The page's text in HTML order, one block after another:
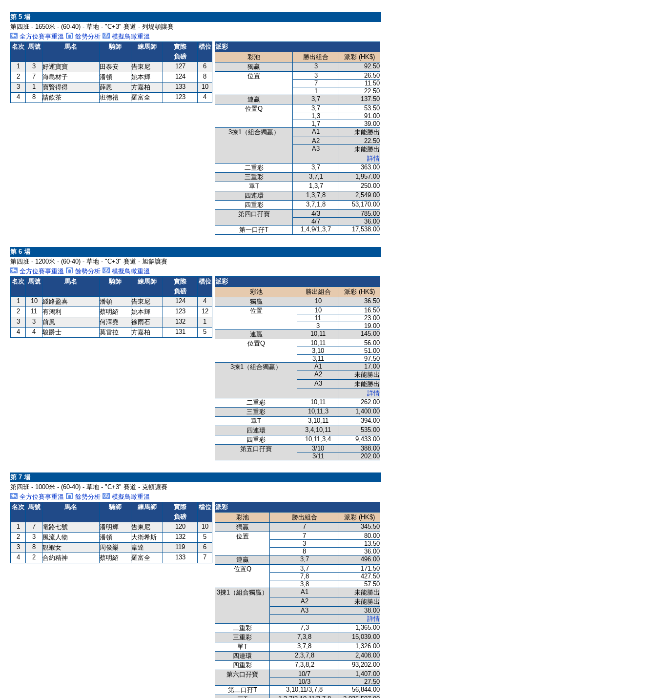
第 5 場
第四班 - 1650米 - (60-40) - 草地 - "C+3" 賽道 - 列堤頓讓賽
全方位賽事重溫
餘勢分析
模擬鳥瞰重溫
名次 馬號 馬名 騎師 練馬師
實際
負磅
檔位
1 3 好運寶寶 田泰安 告東尼 127
6
2
7 海島材子 潘頓 姚本輝 124
8
3
1 寶賢得得 薛恩 方嘉柏 133
10
4
8 請飲茶 班德禮 羅富全 123 4
派彩
彩池
勝出組合
派彩 (HK$)
獨贏
3
92.50
位置
3
26.50
7
11.50
1
22.50
連贏
3,7
137.50
位置Q
3,7
53.50
1,3
91.00
1,7
39.00
3揀1（組合獨贏）
A1
未能勝出
A2
22.50
A3
未能勝出
詳情
二重彩
3,7
363.00
三重彩
3,7,1
1,957.00
單T
1,3,7
250.00
四連環
1,3,7,8
2,549.00
四重彩
3,7,1,8
53,170.00
第四口孖寶
4/3
785.00
4/7
36.00
第一口孖T
1,4,9/1,3,7 17,538.00
第 6 場
第四班 - 1200米 - (60-40) - 草地 - "C+3" 賽道 - 旭龢讓賽
全方位賽事重溫
餘勢分析
模擬鳥瞰重溫
名次 馬號 馬名 騎師 練馬師
實際
負磅
檔位
1 10 綫路盈喜 潘頓 告東尼 124
4
2
11 有鴻利 蔡明紹 姚本輝 123
12
3
3 前風 何澤堯 徐雨石 132
1
4
4 駿爵士 莫雷拉 方嘉柏 131 5
派彩
彩池
勝出組合
派彩 (HK$)
獨贏
10
36.50
位置
10
16.50
11
23.00
3
19.00
連贏
10,11
145.00
位置Q
10,11
56.00
3,10
51.00
3,11
97.50
3揀1（組合獨贏）
A1
17.00
A2
未能勝出
A3
未能勝出
詳情
二重彩
10,11
262.00
三重彩
10,11,3
1,400.00
單T
3,10,11
394.00
四連環
3,4,10,11
535.00
四重彩
10,11,3,4
9,433.00
第五口孖寶
3/10
388.00
3/11
202.00
第 7 場
第四班 - 1000米 - (60-40) - 草地 - "C+3" 賽道 - 克頓讓賽
全方位賽事重溫
餘勢分析
模擬鳥瞰重溫
名次 馬號 馬名 騎師 練馬師
實際
負磅
檔位
1 7 電路七號 潘明輝 告東尼 120
10
2
3 風流人物 潘頓 大衛希斯 132
5
3
8 靚蝦女 周俊樂 韋達 119
6
4
2 合約精神 蔡明紹 羅富全 133 7
派彩
彩池
勝出組合
派彩 (HK$)
獨贏
7
345.50
位置
7
80.00
3
13.50
8
36.00
連贏
3,7
496.00
位置Q
3,7
171.50
7,8
427.50
3,8
57.50
3揀1（組合獨贏）
A1
未能勝出
A2
未能勝出
A3
38.00
詳情
二重彩
7,3
1,365.00
三重彩
7,3,8
15,039.00
單T
3,7,8
1,326.00
四連環
2,3,7,8
2,408.00
四重彩
7,3,8,2
93,202.00
第六口孖寶
10/7
1,407.00
10/3
27.50
第二口孖T
3,10,11/3,7,8
56,844.00